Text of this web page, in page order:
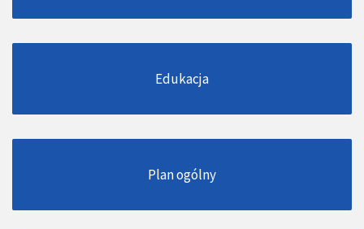
Edukacja
Plan ogólny